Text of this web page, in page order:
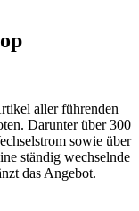
aller führenden
Darunter über 300
sowie über
ständig wechselnde
das Angebot.